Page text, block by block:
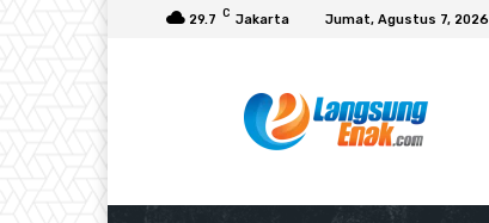
29.7 C Jakarta Jumat, Agustus 7, 2026